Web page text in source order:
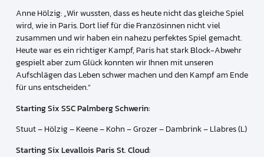
Anne Hölzig: „Wir wussten, dass es heute nicht das gleiche Spiel
wird, wie in Paris. Dort lief für die Französinnen nicht viel
zusammen und wir haben ein nahezu perfektes Spiel gemacht.
Heute war es ein richtiger Kampf, Paris hat stark Block-Abwehr
gespielt aber zum Glück konnten wir Ihnen mit unseren
Aufschlägen das Leben schwer machen und den Kampf am Ende
für uns entscheiden.“
Starting Six SSC Palmberg Schwerin:
Stuut – Hölzig – Keene – Kohn – Grozer – Dambrink – Llabres (L)
Starting Six Levallois Paris St. Cloud: